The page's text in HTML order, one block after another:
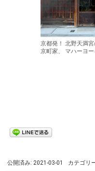
京都発！ 北野天満
京町家、 マハーヨ
公開済み: 2021-03-01 カテゴリ